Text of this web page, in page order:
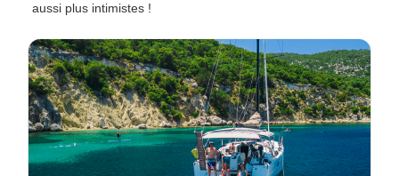
aussi plus intimistes !